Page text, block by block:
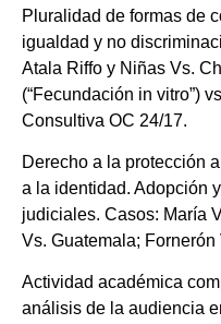
Pluralidad de formas de
igualdad y no
Atala Riffo y Niñas Vs.
(“Fecundación in vitro”)
Consultiva OC 24/17.
Derecho a la protección
a la identidad. Adopción
judiciales. Casos: María
Vs. Guatemala; Fornerón
Actividad académica
análisis de la audiencia